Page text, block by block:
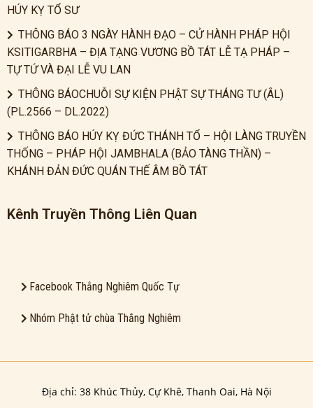
HÚY KỴ TỔ SƯ
THÔNG BÁO 3 NGÀY HÀNH ĐẠO – CỬ HÀNH PHÁP HỘI
KSITIGARBHA – ĐỊA TẠNG VƯƠNG BỒ TÁT LỄ TẠ PHÁP –
TỰ TỨ VÀ ĐẠI LỄ VU LAN
THÔNG BÁOCHUỖI SỰ KIỆN PHẬT SỰ THÁNG TƯ (ÂL)
(PL.2566 – DL.2022)
THÔNG BÁO HÚY KỴ ĐỨC THÁNH TỔ – HỘI LÀNG TRUYỀN
THỐNG – PHÁP HỘI JAMBHALA (BẢO TÀNG THẦN) –
KHÁNH ĐẢN ĐỨC QUÁN THẾ ÂM BỒ TÁT
Kênh Truyền Thông Liên Quan
Facebook Thắng Nghiêm Quốc Tự
Nhóm Phật tử chùa Thắng Nghiêm
Địa chỉ: 38 Khúc Thủy, Cự Khê, Thanh Oai, Hà Nội